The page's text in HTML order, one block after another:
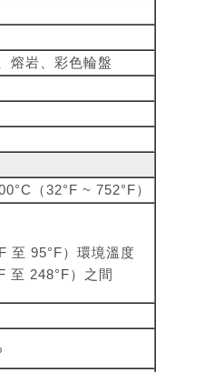
熔岩、彩色輪盤
（32°F ~ 752°F）
至 95°F）環境溫度
至 248°F）之間